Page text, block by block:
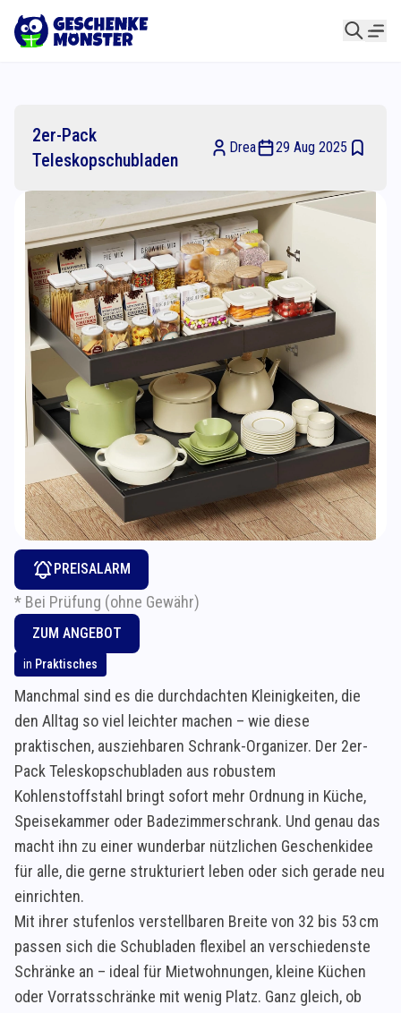
2er-Pack
Teleskopschubladen
Drea 29 Aug 2025
PREISALARM
* Bei Prüfung (ohne Gewähr)
ZUM ANGEBOT
in Praktisches
Manchmal sind es die durchdachten Kleinigkeiten, die
den Alltag so viel leichter machen – wie diese
praktischen, ausziehbaren Schrank-Organizer. Der 2er-
Pack Teleskopschubladen aus robustem
Kohlenstoffstahl bringt sofort mehr Ordnung in Küche,
Speisekammer oder Badezimmerschrank. Und genau das
macht ihn zu einer wunderbar nützlichen Geschenkidee
für alle, die gerne strukturiert leben oder sich gerade neu
einrichten.
Mit ihrer stufenlos verstellbaren Breite von 32 bis 53 cm
passen sich die Schubladen flexibel an verschiedenste
Schränke an – ideal für Mietwohnungen, kleine Küchen
oder Vorratsschränke mit wenig Platz. Ganz gleich, ob